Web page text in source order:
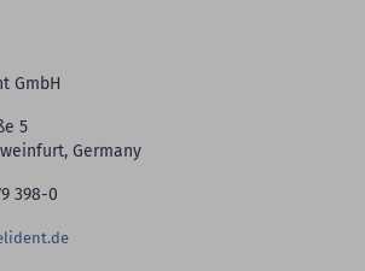
GmbH
5
Germany
398-0